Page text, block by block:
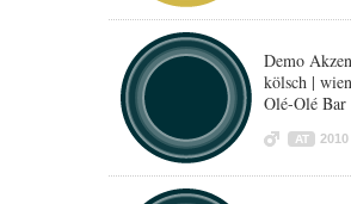
Demo
kölsch |
Olé-Olé Bar
AT 2010